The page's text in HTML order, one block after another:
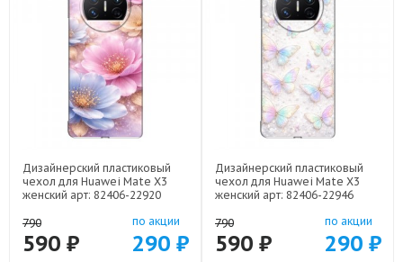
Дизайнерский пластиковый
чехол для Huawei Mate X3
женский арт: 82406-22920
790
590 ₽
по акции
290 ₽
Дизайнерский пластиковый
чехол для Huawei Mate X3
женский арт: 82406-22946
790
590 ₽
по акции
290 ₽